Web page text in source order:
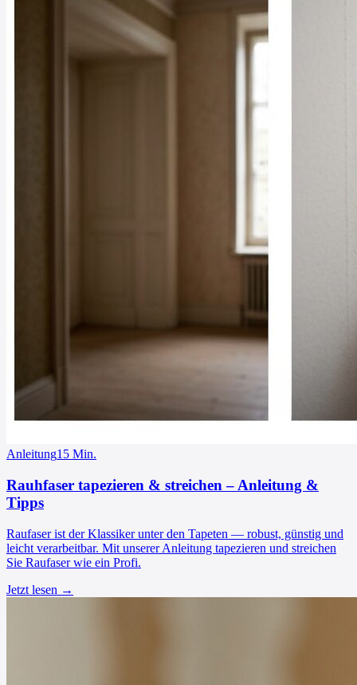
Anleitung15 Min.
Rauhfaser tapezieren & streichen – Anleitung &
Tipps
Raufaser ist der Klassiker unter den Tapeten — robust, günstig und
leicht verarbeitbar. Mit unserer Anleitung tapezieren und streichen
Sie Raufaser wie ein Profi.
Jetzt lesen →